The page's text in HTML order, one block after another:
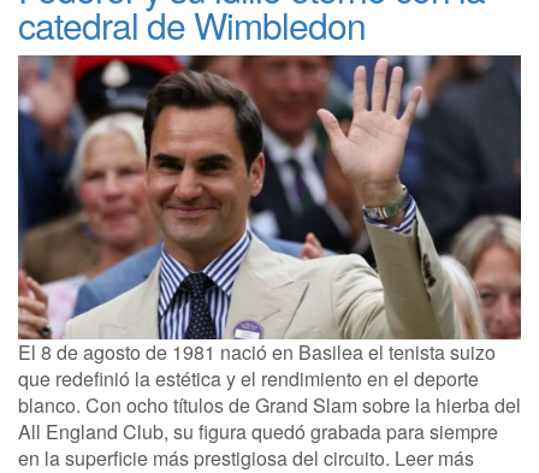
catedral de Wimbledon
El 8 de agosto de 1981 nació en Basilea el tenista suizo
que redefinió la estética y el rendimiento en el deporte
blanco. Con ocho títulos de Grand Slam sobre la hierba del
All England Club, su figura quedó grabada para siempre
en la superficie más prestigiosa del circuito. Leer más